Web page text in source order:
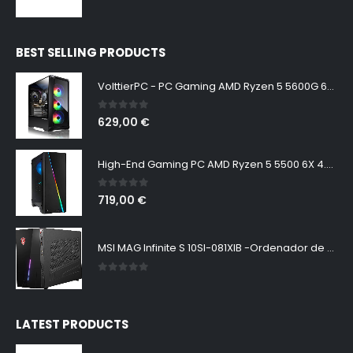
BEST SELLING PRODUCTS
VolttierPC - PC Gaming AMD Ryzen 5 5600G 6x4.4Ghz | Radeon Vega 7 | 16GB DDR4 | 1TB SSD M.2 NVMe | WiFi | Windows 11 | Ordenador de Sobremesa | Pc Gamer
0out of 5
629,00 €
High-End Gaming PC AMD Ryzen 5 5500 6X 4.2 GHz, NVIDIA RTX 2060 6GB, 32 GB DDR4, 480GB SSD + 1000 GB HDD, Windows 11 Pro 64bit
0out of 5
719,00 €
MSI MAG Infinite S 10SI-081XIB -Ordenador de sobremesa Gaming, procesador Intel Core i5-10400F, tarjeta gráfica Nvidia 1660 Super Ventus XS OC, memoria 8GB (8GB x 1), Freedos, SSD NVMe, color negro
LATEST PRODUCTS